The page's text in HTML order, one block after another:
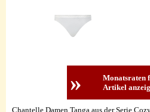
Chantelle Damen Tanga aus der Serie
»
Monatsraten
Artikel